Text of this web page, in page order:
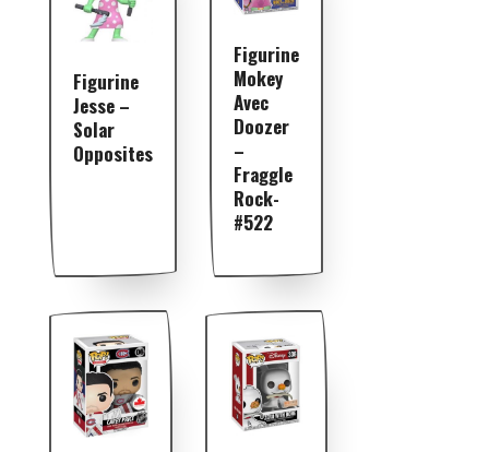
Figurine
Jesse –
Solar
Opposites
Figurine
Mokey
Avec
Doozer
–
Fraggle
Rock-
#522